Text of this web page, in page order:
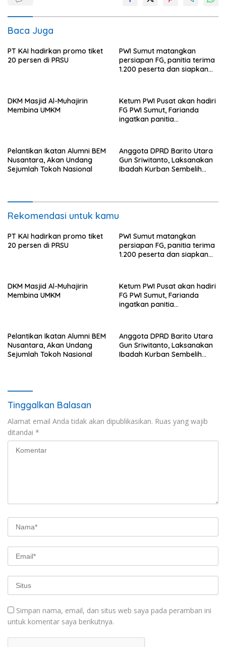
Baca Juga
PT KAI hadirkan promo tiket
20 persen di PRSU
PWI Sumut matangkan
persiapan FG, panitia terima
1.200 peserta dan siapkan
DKM Masjid Al-Muhajirin
Membina UMKM
Ketum PWI Pusat akan hadiri
FG PWI Sumut, Farianda
ingatkan panitia
Pelantikan Ikatan Alumni BEM
Nusantara, Akan Undang
Sejumlah Tokoh Nasional
Anggota DPRD Barito Utara
Gun Sriwitanto, Laksanakan
Ibadah Kurban Sembelih
Rekomendasi untuk kamu
PT KAI hadirkan promo tiket
20 persen di PRSU
PWI Sumut matangkan
persiapan FG, panitia terima
1.200 peserta dan siapkan
DKM Masjid Al-Muhajirin
Membina UMKM
Ketum PWI Pusat akan hadiri
FG PWI Sumut, Farianda
ingatkan panitia
Pelantikan Ikatan Alumni BEM
Nusantara, Akan Undang
Sejumlah Tokoh Nasional
Anggota DPRD Barito Utara
Gun Sriwitanto, Laksanakan
Ibadah Kurban Sembelih
Tinggalkan Balasan
Alamat email Anda tidak akan dipublikasikan. Ruas yang wajib
ditandai *
Simpan nama, email, dan situs web saya pada peramban ini
untuk komentar saya berikutnya.